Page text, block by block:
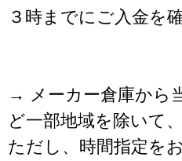
３時までにご入金を
→ メーカー倉庫から
ど一部地域を除いて
ただし、時間指定を